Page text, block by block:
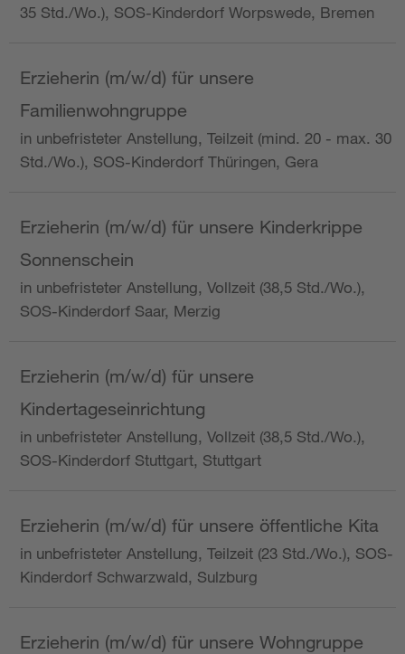
35 Std./Wo.), SOS-Kinderdorf Worpswede, Bremen
Erzieherin (m/w/d) für unsere
Familienwohngruppe
in unbefristeter Anstellung, Teilzeit (mind. 20 - max. 30
Std./Wo.), SOS-Kinderdorf Thüringen, Gera
Erzieherin (m/w/d) für unsere Kinderkrippe
Sonnenschein
in unbefristeter Anstellung, Vollzeit (38,5 Std./Wo.),
SOS-Kinderdorf Saar, Merzig
Erzieherin (m/w/d) für unsere
Kindertageseinrichtung
in unbefristeter Anstellung, Vollzeit (38,5 Std./Wo.),
SOS-Kinderdorf Stuttgart, Stuttgart
Erzieherin (m/w/d) für unsere öffentliche Kita
in unbefristeter Anstellung, Teilzeit (23 Std./Wo.), SOS-
Kinderdorf Schwarzwald, Sulzburg
Erzieherin (m/w/d) für unsere Wohngruppe